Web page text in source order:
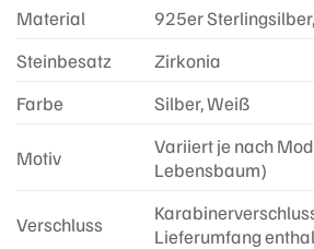
Material
925er
Steinbesatz
Zirkonia
Farbe
Silber, Weiß
Motiv
Variiert je nach
Lebensbaum)
Verschluss
Lieferumfang